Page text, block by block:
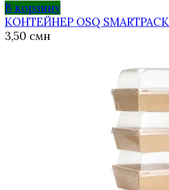
В корзину
КОНТЕЙНЕР OSQ
3,50 смн